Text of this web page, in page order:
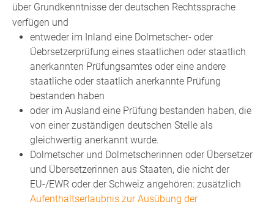
über Grundkenntnisse der deutschen Rechtssprache
verfügen und
entweder im Inland eine Dolmetscher- oder
Üebrsetzerprüfung eines staatlichen oder staatlich
anerkannten Prüfungsamtes oder eine andere
staatliche oder staatlich anerkannte Prüfung
bestanden haben
oder im Ausland eine Prüfung bestanden haben, die
von einer zuständigen deutschen Stelle als
gleichwertig anerkannt wurde.
Dolmetscher und Dolmetscherinnen oder Übersetzer
und Übersetzerinnen aus Staaten, die nicht der
EU-/EWR oder der Schweiz angehören: zusätzlich
Aufenthaltserlaubnis zur Ausübung der